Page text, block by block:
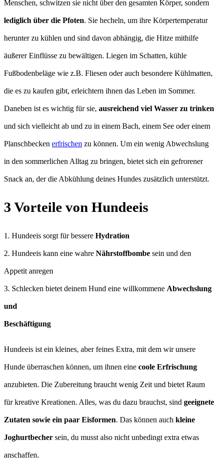
Menschen, schwitzen sie nicht über den gesamten Körper, sondern
lediglich über die Pfoten. Sie hecheln, um ihre Körpertemperatur
herunter zu kühlen und sind davon abhängig, die Hitze mithilfe
äußerer Einflüsse zu bewältigen. Liegen im Schatten, kühle
Fußbodenbeläge wie z.B. Fliesen oder auch besondere Kühlmatten,
die es zu kaufen gibt, erleichtern ihnen das Leben im Sommer.
Daneben ist es wichtig für sie, ausreichend viel Wasser zu trinken
und sich vielleicht ab und zu in einem Bach, einem See oder einem
Planschbecken erfrischen zu können. Um ein wenig Abwechslung
in den sommerlichen Alltag zu bringen, bietet sich ein gefrorener
Snack an, der die Abkühlung deines Hundes zusätzlich unterstützt.
3 Vorteile von Hundeeis
1. Hundeeis sorgt für bessere Hydration
2. Hundeeis kann eine wahre Nährstoffbombe sein und den
Appetit anregen
3. Schlecken bietet deinem Hund eine willkommene Abwechslung
und
Beschäftigung
Hundeeis ist ein kleines, aber feines Extra, mit dem wir unsere
Hunde überraschen können, um ihnen eine coole Erfrischung
anzubieten. Die Zubereitung braucht wenig Zeit und bietet Raum
für kreative Kreationen. Alles, was du dazu brauchst, sind geeignete
Zutaten sowie ein paar Eisformen. Das können auch kleine
Joghurtbecher sein, du musst also nicht unbedingt extra etwas
anschaffen.